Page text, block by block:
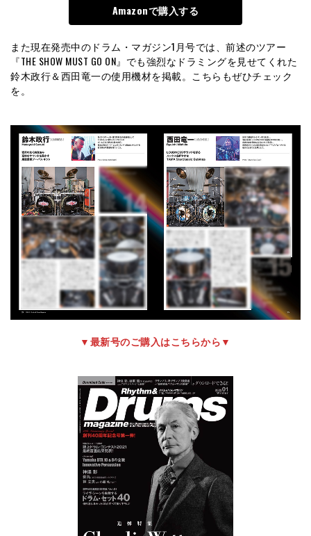
Amazonで購入する
また現在発売中のドラム・マガジン1月号では、前述のツアー
『THE SHOW MUST GO ON』でも強烈なドラミングを見せてくれた
鈴木政行＆西田竜一の使用機材を掲載。こちらもぜひチェック
を。
▼最新号のご購入はこちらから▼